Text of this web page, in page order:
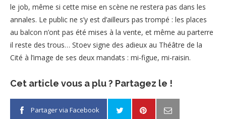
le job, même si cette mise en scène ne restera pas dans les
annales. Le public ne s’y est d’ailleurs pas trompé : les places
au balcon n’ont pas été mises à la vente, et même au parterre
il reste des trous… Stoev signe des adieux au Théâtre de la
Cité à l’image de ses deux mandats : mi-figue, mi-raisin.
Cet article vous a plu ? Partagez le !
Partager via Facebook